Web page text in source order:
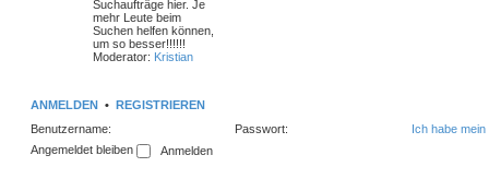
Suchaufträge hier. Je
mehr Leute beim
Suchen helfen können,
um so besser!!!!!!
Moderator: Kristian
ANMELDEN • REGISTRIEREN
Benutzername:
Passwort:
Ich habe
Angemeldet bleiben